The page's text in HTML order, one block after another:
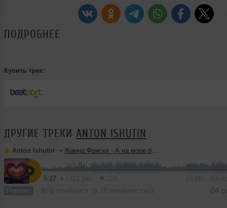
ПОДРОБНЕЕ
Купить трек:
ДРУГИЕ ТРЕКИ ANTON ISHUTIN
Anton Ishutin ➝ Жанна Фриске - А на море белый песок (Anton Ishutin Remix)
5:27
Ремикс 04